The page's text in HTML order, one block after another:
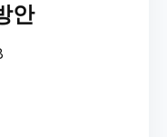
안